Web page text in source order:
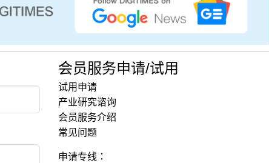
会员服务申请/试用
试用申请
产业研究谘询
会员服务介绍
常见问题
申请专线：